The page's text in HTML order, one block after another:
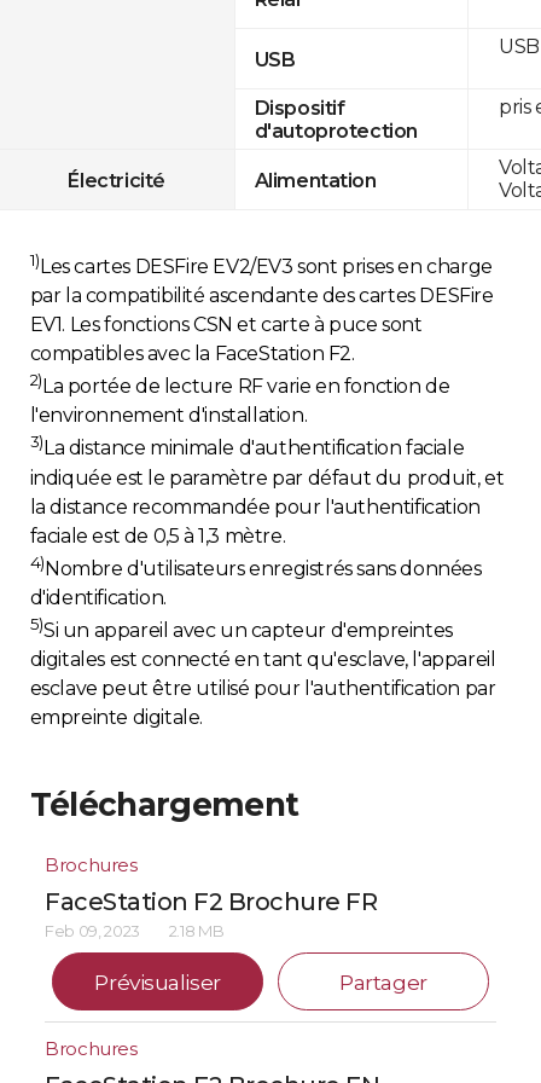
USB
Dispositif
d'autoprotection
Électricité Alimentation
pris
1)Les cartes DESFire EV2/EV3 sont prises en charge
par la compatibilité ascendante des cartes DESFire
EV1. Les fonctions CSN et carte à puce sont
compatibles avec la FaceStation F2.
2) La portée de lecture RF varie en fonction de
l'environnement d'installation.
3) La distance minimale d'authentification faciale
indiquée est le paramètre par défaut du produit, et
la distance recommandée pour l'authentification
faciale est de 0,5 à 1,3 mètre.
4)Nombre d'utilisateurs enregistrés sans données
d'identification.
5)Si un appareil avec un capteur d'empreintes
digitales est connecté en tant qu'esclave, l'appareil
esclave peut être utilisé pour l'authentification par
empreinte digitale.
Téléchargement
Brochures
FaceStation F2 Brochure FR
Feb 09, 2023 2.18 MB
Prévisualiser Partager
Brochures